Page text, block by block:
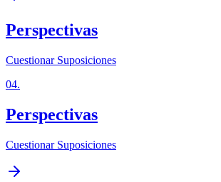
Perspectivas
Cuestionar Suposiciones
04.
Perspectivas
Cuestionar Suposiciones